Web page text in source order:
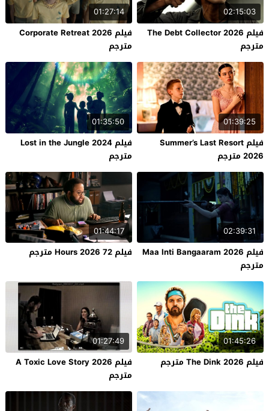
02:15:03
فيلم The Debt Collector 2026
مترجم
01:27:14
فيلم Corporate Retreat 2026
مترجم
01:39:25
فيلم Summer’s Last Resort
2026 مترجم
01:35:50
فيلم Lost in the Jungle 2024
مترجم
02:39:31
فيلم Maa Inti Bangaaram 2026
مترجم
01:44:17
فيلم 72 Hours 2026 مترجم
01:45:26
فيلم The Dink 2026 مترجم
01:27:49
فيلم A Toxic Love Story 2026
مترجم